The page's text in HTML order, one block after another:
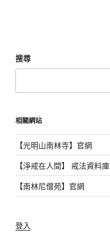
頁
搜尋
相關網站
【光明山南林寺】官網
【淨戒在人間】 戒法資料庫
【南林尼僧苑】官網
登入